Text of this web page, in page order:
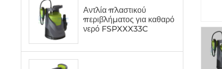
Αντλία πλαστικού
περιβλήματος για καθαρό
νερό FSPXXX33C